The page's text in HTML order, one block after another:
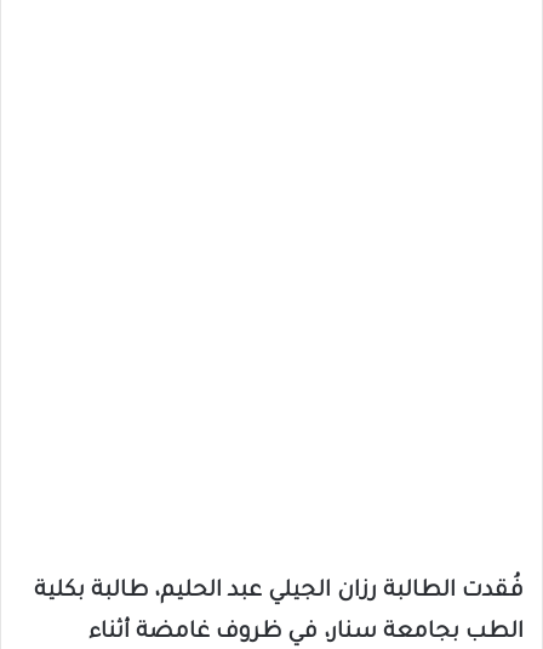
فُقدت الطالبة رزان الجيلي عبد الحليم، طالبة بكلية
الطب بجامعة سنار، في ظروف غامضة أثناء